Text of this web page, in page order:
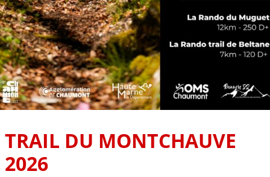
TRAIL DU MONTCHAUVE
2026